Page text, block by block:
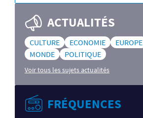
ACTUALITÉS
CULTURE ECONOMIE EUROPE
MONDE
POLITIQUE
Voir tous les sujets actualités
FRÉQUENCES